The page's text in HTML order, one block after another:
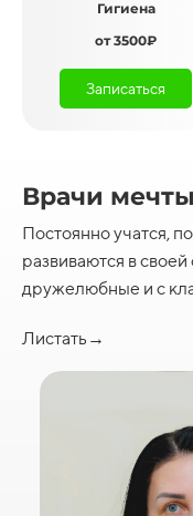
Гигиена
от 3500₽
Записаться
Врачи мечты
Постоянно учатся,
развиваются в
дружелюбные и с
Листать→